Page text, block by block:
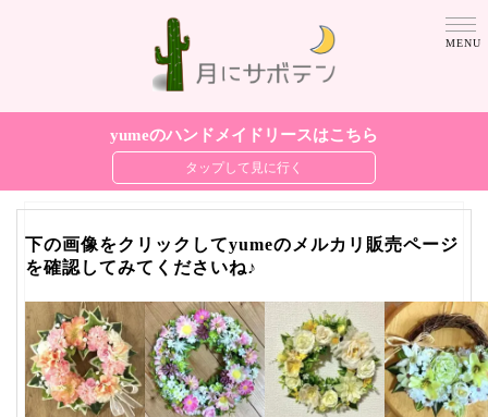
yumeのハンドメイドリースはこちら
下の画像をクリックしてyumeのメルカリ販売ページ
を確認してみてくださいね♪